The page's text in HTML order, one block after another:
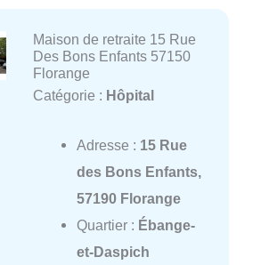
Maison de retraite 15 Rue
Des Bons Enfants 57150
Florange
Catégorie : Hôpital
Adresse : 15 Rue
des Bons Enfants,
57190 Florange
Quartier : Ébange-
et-Daspich